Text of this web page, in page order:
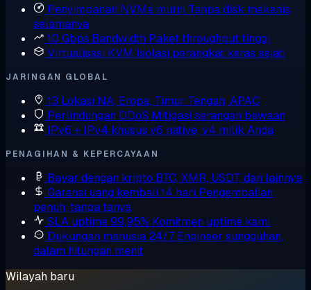
Penyimpanan NVMe murni Tanpa disk mekanis,
selamanya
10 Gbps Bandwidth Paket throughput tinggi
Virtualisasi KVM Isolasi perangkat keras sejati
JARINGAN GLOBAL
13 Lokasi NA, Eropa, Timur Tengah, APAC
Perlindungan DDoS Mitigasi serangan bawaan
IPv6 + IPv4 khusus v6 native, v4 milik Anda
PENAGIHAN & KEPERCAYAAN
Bayar dengan kripto BTC, XMR, USDT, dan lainnya
Garansi uang kembali 14 hari Pengembalian
penuh, tanpa tanya
SLA uptime 99,95% Komitmen uptime kami
Dukungan manusia 24/7 Engineer sungguhan,
dalam hitungan menit
Wilayah baru